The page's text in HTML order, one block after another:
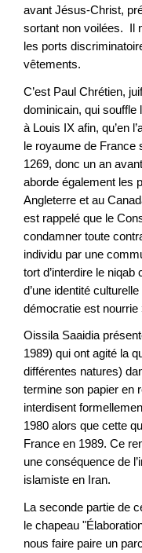
avant Jésus-Christ,
sortant non voilées. Il
les ports
vêtements.
C’est Paul Chrétien,
dominicain, qui souffle
à Louis IX afin, qu’en
le royaume de France
1269, donc un an
aborde également les
Angleterre et au
est rappelé que le
condamner toute
individu par une
tort d’interdire le
d’une identité
démocratie est nourrie
Oissila Saaidia
1989) qui ont agité la
différentes natures)
termine son papier en
interdisent
1980 alors que cette
France en 1989. Ce
une conséquence de
islamiste en Iran.
La seconde partie de
le chapeau
nous faire paire un